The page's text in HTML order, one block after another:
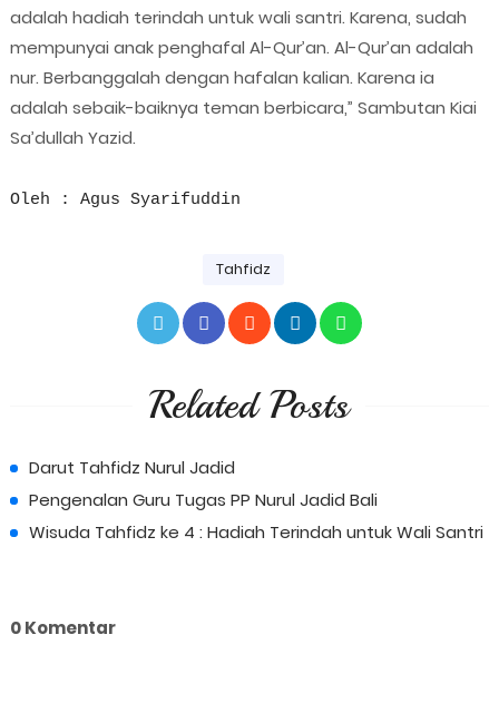
adalah hadiah terindah untuk wali santri. Karena, sudah
mempunyai anak penghafal Al-Qur’an. Al-Qur’an adalah
nur. Berbanggalah dengan hafalan kalian. Karena ia
adalah sebaik-baiknya teman berbicara,” Sambutan Kiai
Sa’dullah Yazid.
Oleh : Agus Syarifuddin
Tahfidz
Related Posts
Darut Tahfidz Nurul Jadid
Pengenalan Guru Tugas PP Nurul Jadid Bali
Wisuda Tahfidz ke 4 : Hadiah Terindah untuk Wali Santri
0 Komentar